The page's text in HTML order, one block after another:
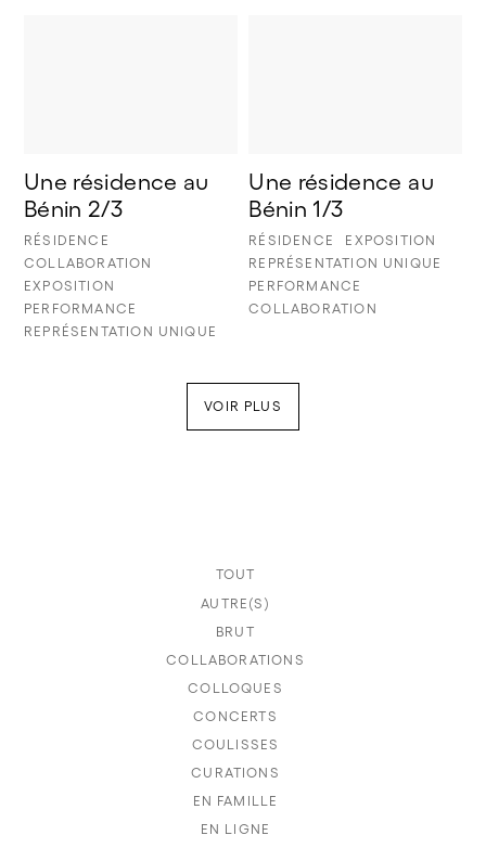
Une résidence au
Bénin 2/3
RÉSIDENCE
COLLABORATION
EXPOSITION
PERFORMANCE
REPRÉSENTATION UNIQUE
Une résidence au
Bénin 1/3
RÉSIDENCE
EXPOSITION
REPRÉSENTATION UNIQUE
PERFORMANCE
COLLABORATION
VOIR PLUS
TOUT
AUTRE(S)
BRUT
COLLABORATIONS
COLLOQUES
CONCERTS
COULISSES
CURATIONS
EN FAMILLE
EN LIGNE